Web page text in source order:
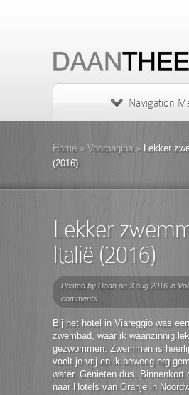
Navigation
Home » Voorpagina » Lekker
(2016)
Lekker
Italië (2016)
Posted by Daan on 3 aug 2016 in
comments
Bij het hotel in Viareggio was
zwembad, waar ik waanzinnig
gezwommen. Zwemmen is
voelt je vrij en ik beweeg erg
water. Genieten dus. Binnenkort
naar Hotels van Oranje in